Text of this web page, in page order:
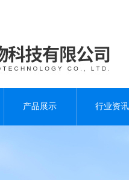
产品展示 行业资讯